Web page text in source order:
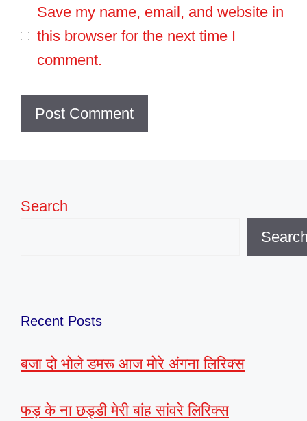
Save my name, email, and website in
this browser for the next time I
comment.
Search
Recent Posts
बजा दो भोले डमरू आज मोरे अंगना लिरिक्स
फड़ के ना छड्डी मेरी बांह सांवरे लिरिक्स